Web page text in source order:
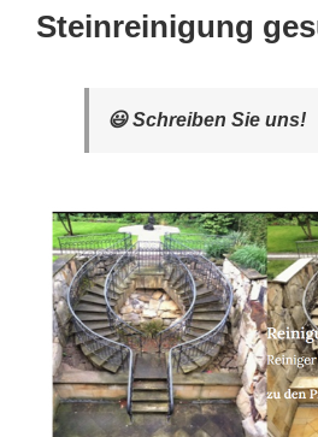
Steinreinigung
😃 Schreiben Sie uns!